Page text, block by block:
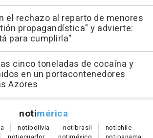
el rechazo al reparto de menores
propagandística" y advierte:
para cumplirla"
cinco toneladas de cocaína y
en un portacontenedores
Azores
notimérica
notibolivia notibrasil notichile